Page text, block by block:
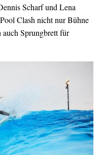
Scharf und Lena
Clash nicht nur Bühne
auch Sprungbrett für